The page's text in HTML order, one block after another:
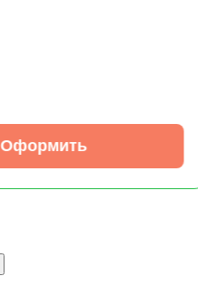
Оформить